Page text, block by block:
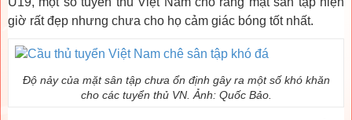
giờ rất đẹp nhưng chưa cho họ cảm giác bóng tốt nhất.
Độ nảy của mặt sân tập chưa ổn định gây ra một số khó khăn
cho các tuyển thủ VN. Ảnh: Quốc Bảo.